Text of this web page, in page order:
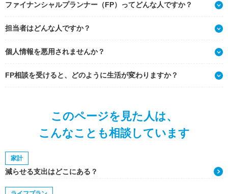
ファイナンシャルプランナー（FP）ってどんな人ですか？
担当者はどんな人ですか？
個人情報を悪用されませんか？
FP相談を受けると、どのように生活が変わりますか？
このページを見た人は、
こんなことも相談しています
家計
減らせる支出はどこにある？